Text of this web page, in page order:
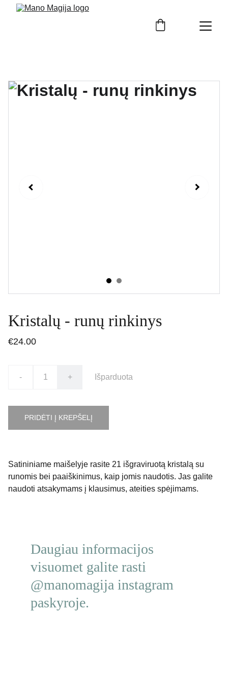
Kristalų - runų rinkinys
€24.00
- + Išparduota
PRIDĖTI Į KREPŠELĮ
Satininiame maišelyje rasite 21 išgraviruotą kristalą su
runomis bei paaiškinimus, kaip jomis naudotis. Jas galite
naudoti atsakymams į klausimus, ateities spėjimams.
Daugiau informacijos
visuomet galite rasti
@manomagija instagram
paskyroje.